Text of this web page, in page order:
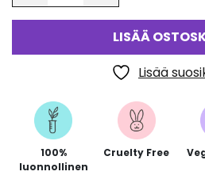
LISÄÄ
Lisää
100%
luonnollinen
Cruelty Free